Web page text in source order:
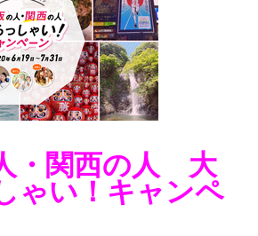
・関西の人 大
ゃい！キャンペ